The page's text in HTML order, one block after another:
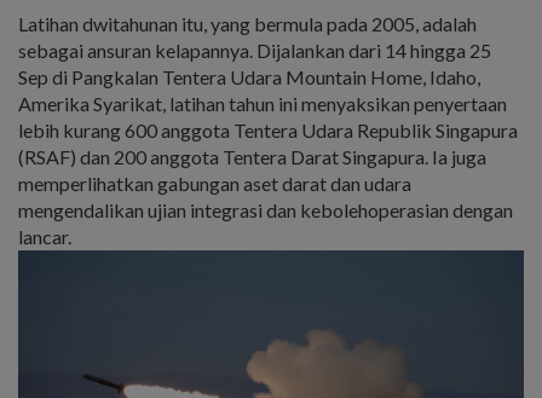
Latihan dwitahunan itu, yang bermula pada 2005, adalah
sebagai ansuran kelapannya. Dijalankan dari 14 hingga 25
Sep di Pangkalan Tentera Udara Mountain Home, Idaho,
Amerika Syarikat, latihan tahun ini menyaksikan penyertaan
lebih kurang 600 anggota Tentera Udara Republik Singapura
(RSAF) dan 200 anggota Tentera Darat Singapura. Ia juga
memperlihatkan gabungan aset darat dan udara
mengendalikan ujian integrasi dan kebolehoperasian dengan
lancar.